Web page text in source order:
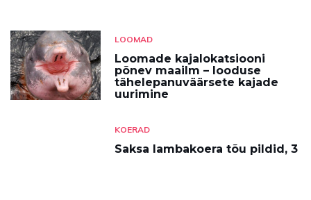
LOOMAD
Loomade kajalokatsiooni
põnev maailm – looduse
tähelepanuväärsete kajade
uurimine
KOERAD
Saksa lambakoera tõu pildid, 3